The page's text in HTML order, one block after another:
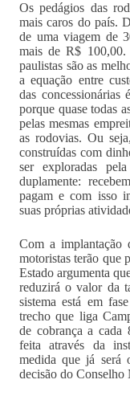
Os pedágios das
mais caros do país.
de uma viagem de
mais de R$ 100,00.
paulistas são as
a equação entre
das concessionárias
porque quase todas
pelas mesmas
as rodovias. Ou
construídas com
ser exploradas
duplamente:
pagam e com isso
suas próprias
Com a implantação
motoristas terão que
Estado argumenta
reduzirá o valor da
sistema está em
trecho que liga
de cobrança a cada
feita através da
medida que já será
decisão do Conselho